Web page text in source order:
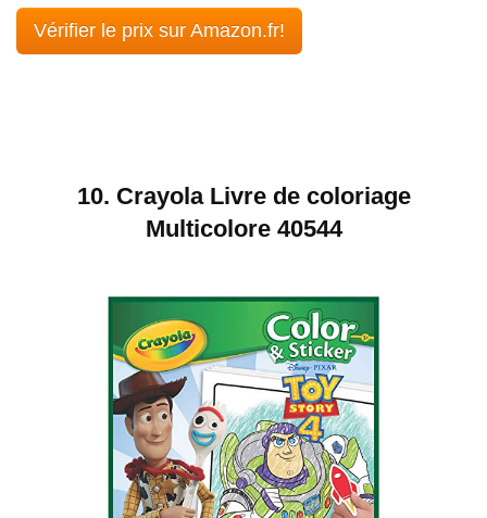
Vérifier le prix sur Amazon.fr!
10. Crayola Livre de coloriage
Multicolore 40544